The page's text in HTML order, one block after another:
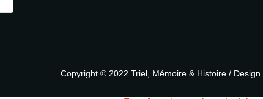
Copyright © 2022 Triel, Mémoire & Histoire / Design